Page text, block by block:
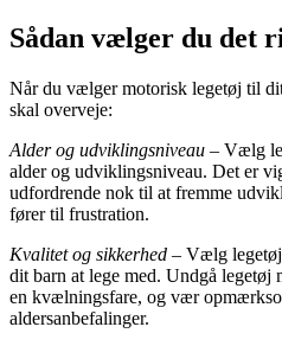
Sådan vælger du det
Når du vælger motorisk legetøj til
skal overveje:
Alder og udviklingsniveau – Vælg
alder og udviklingsniveau. Det er
udfordrende nok til at fremme
fører til frustration.
Kvalitet og sikkerhed – Vælg
dit barn at lege med. Undgå legetøj
en kvælningsfare, og vær
aldersanbefalinger.